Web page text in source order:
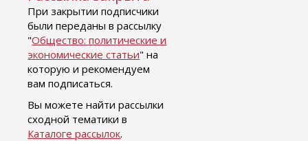
При закрытии подписчики
были переданы в рассылку
"Общество: политические и
экономические статьи" на
которую и рекомендуем
вам подписаться.
Вы можете найти рассылки
сходной тематики в
Каталоге рассылок.